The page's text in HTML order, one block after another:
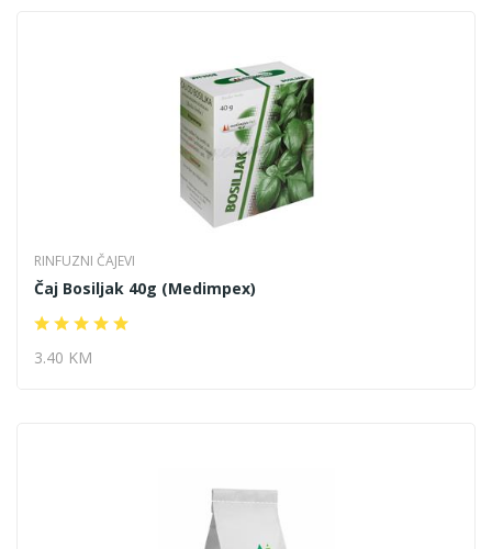
RINFUZNI ČAJEVI
Čaj Bosiljak 40g (Medimpex)
3.40 KM